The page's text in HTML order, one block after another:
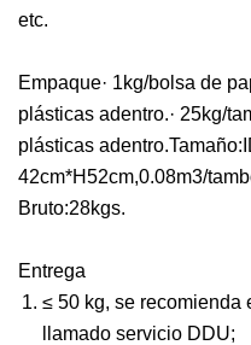
etc.
Empaque· 1kg/bolsa de
plásticas adentro.· 25kg/
plásticas
42cm*H52cm,0.08m3/
Bruto:28kgs.
Entrega
≤ 50 kg, se recomienda
llamado servicio DDU;